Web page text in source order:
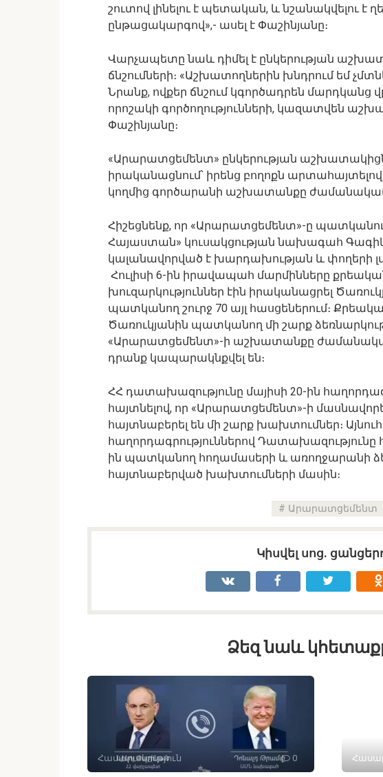
շուտով լինելու է պետական, և նշանակվելու է
ընթացակարգով»,- ասել է Փաշինյանը։
Վարչապետը նաև դիմել է ընկերության
ճնշումների։ «Աշխատողներին խնդրում եմ
Նրանք, ովքեր ճնշում կգործադրեն մարդկանց
որոշակի գործողությունների, կազատվեն
Փաշինյանը։
«Արարատցեմենտ» ընկերության
իրականացնում՝ իրենց բողոքն
կողմից գործարանի աշխատանքը
Հիշեցնենք, որ «Արարատցեմենտ»-ը
Հայաստան» կուսակցության նախագահ
կալանավորված է խարդախության և փողերի
Հուլիսի 6-ին իրավապահ մարմինները
խուզարկություններ էին իրականացրել
պատկանող շուրջ 70 այլ հասցեներում։
Ծառուկյանին պատկանող մի շարք
«Արարատցեմենտ»-ի աշխատանքը
դրանք կապարակնքվել են։
ՀՀ դատախազությունը մայիսի 20-ին
հայտնելով, որ «Արարատցեմենտ»-ի
հայտնաբերել են մի շարք խախտումներ։
հաղորդագրություններով Դատախազությունը
ին պատկանող հողամասերի և առողջարանի
հայտնաբերված խախտումների մասին։
Արարատցեմենտ
Կիսվել սոց․
Ձեզ նաև
Հասարակություն 0